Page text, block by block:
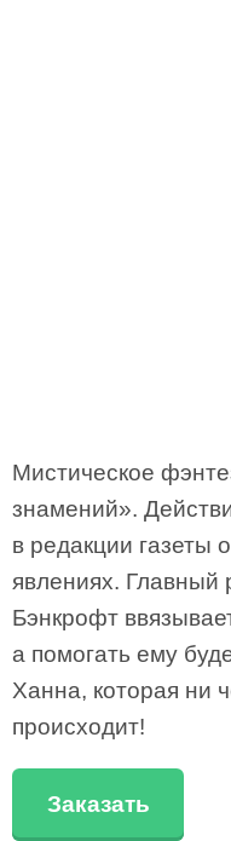
Мистическое
знамений».
в редакции газеты
явлениях. Главный
Бэнкрофт
а помогать ему
Ханна, которая ни
происходит!
Заказать